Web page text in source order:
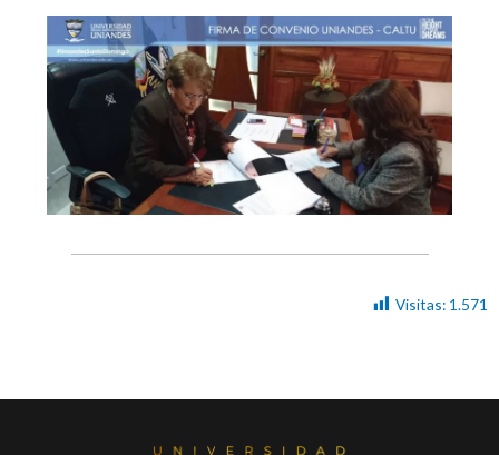
Visitas: 1.571